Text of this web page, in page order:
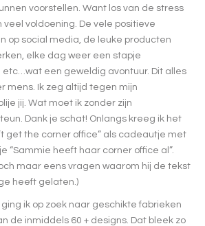
voorstellen. Want los van de stress
voldoening. De vele positieve
op social media, de leuke producten
elke dag weer een stapje
een geweldig avontuur. Dit alles
mens. Ik zeg altijd tegen mijn
jij. Wat moet ik zonder zijn
Dank je schat! Onlangs kreeg ik het
get the corner office” als cadeautje met
“Sammie heeft haar corner office al”.
maar eens vragen waarom hij de tekst
heeft gelaten.)
ging ik op zoek naar geschikte fabrieken
de inmiddels 60 + designs. Dat bleek zo